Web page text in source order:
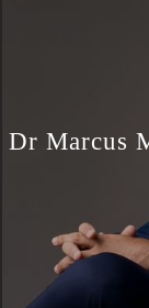
Dr Marcus